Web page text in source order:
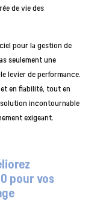
de vie des
pour la gestion de
seulement une
levier de performance.
en fiabilité, tout en
incontournable
exigeant.
pour vos